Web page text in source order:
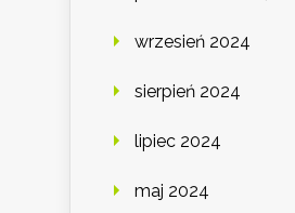
wrzesień 2024
sierpień 2024
lipiec 2024
maj 2024